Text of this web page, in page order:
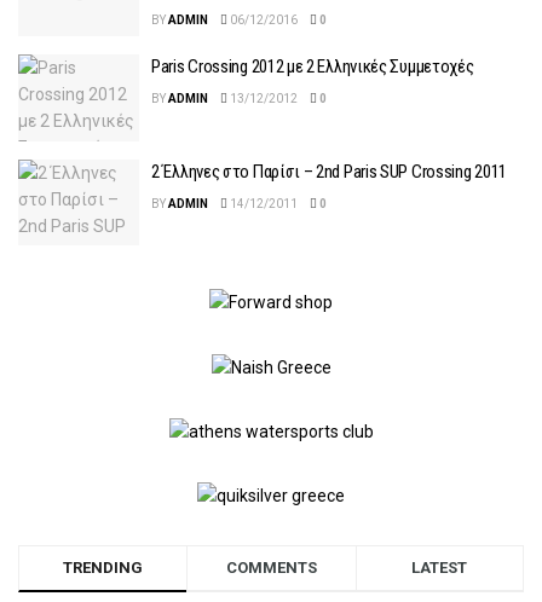
BYADMIN 06/12/2016 0
Paris Crossing 2012 με 2 Ελληνικές Συμμετοχές
BYADMIN 13/12/2012 0
2 Έλληνες στο Παρίσι – 2nd Paris SUP Crossing 2011
BYADMIN 14/12/2011 0
TRENDING COMMENTS LATEST